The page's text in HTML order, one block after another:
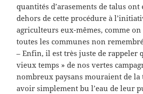
quantités d’arasements de talus ont
dehors de cette procédure à
agriculteurs eux-mêmes, comme
toutes les communes non
– Enfin, il est très juste de rappeler
vieux temps » de nos vertes
nombreux paysans mouraient de
avoir simplement bu l’eau de leur